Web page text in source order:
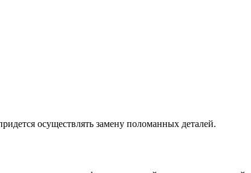
осуществлять замену поломанных деталей.